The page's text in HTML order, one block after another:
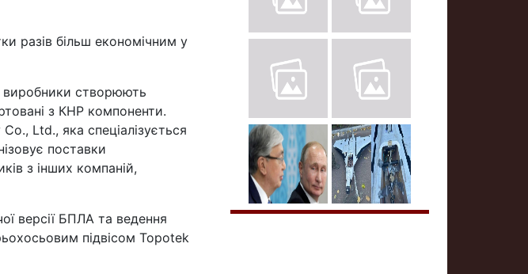
разів більш економічним у
виробники створюють
з КНР компоненти.
Ltd., яка спеціалізується
поставки
з інших компаній,
версії БПЛА та ведення
підвісом Topotek